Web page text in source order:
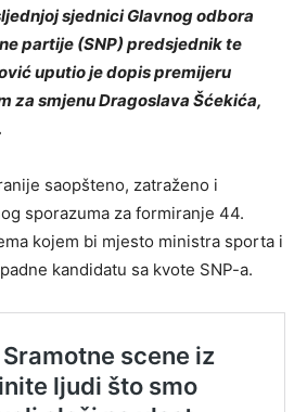
sjednici Glavnog odbora
partije (SNP) predsjednik te
uputio je dopis premijeru
za smjenu Dragoslava Šćekića,
saopšteno, zatraženo i
sporazuma za formiranje 44.
kojem bi mjesto ministra sporta i
kandidatu sa kvote SNP-a.